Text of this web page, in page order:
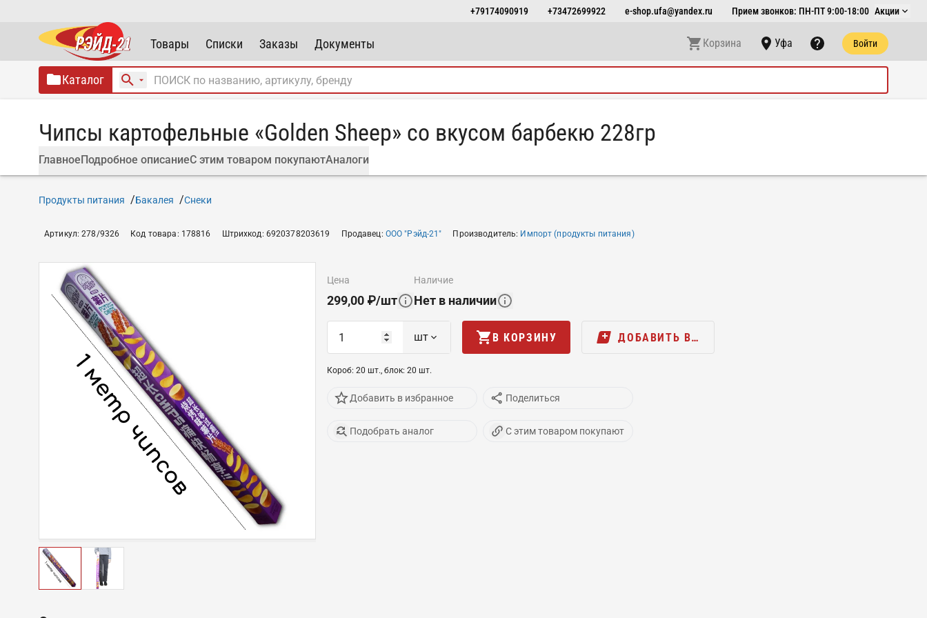
+79174090919 +73472699922 e-shop.ufa@yandex.ru Прием звонков: ПН-ПТ 9:00-18:00 Акции
Товары Списки Заказы Документы Корзина Уфа Войти
Каталог
Чипсы картофельные «Golden Sheep» со вкусом барбекю 228гр
ГлавноеПодробное описаниеС этим товаром покупаютАналоги
Продукты питания Бакалея Снеки
Артикул:278/9326 Код товара: 178816 Штрихкод: 6920378203619 Продавец: ООО "Рэйд-21" Производитель: Импорт (продукты питания)
цена
299,00 ₽/шт
наличие
Нет в наличии
шт В КОРЗИНУ ДОБАВИТЬ В…
Короб: 20 шт., блок: 20 шт.
Добавить в избранное Поделиться
Подобрать аналог С этим товаром покупают